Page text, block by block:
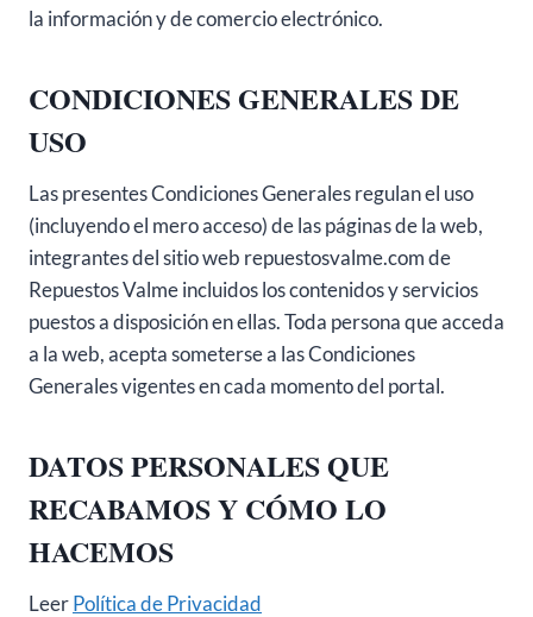
la información y de comercio electrónico.
CONDICIONES GENERALES DE
USO
Las presentes Condiciones Generales regulan el uso
(incluyendo el mero acceso) de las páginas de la web,
integrantes del sitio web repuestosvalme.com de
Repuestos Valme incluidos los contenidos y servicios
puestos a disposición en ellas. Toda persona que acceda
a la web, acepta someterse a las Condiciones
Generales vigentes en cada momento del portal.
DATOS PERSONALES QUE
RECABAMOS Y CÓMO LO
HACEMOS
LeerPolítica de Privacidad